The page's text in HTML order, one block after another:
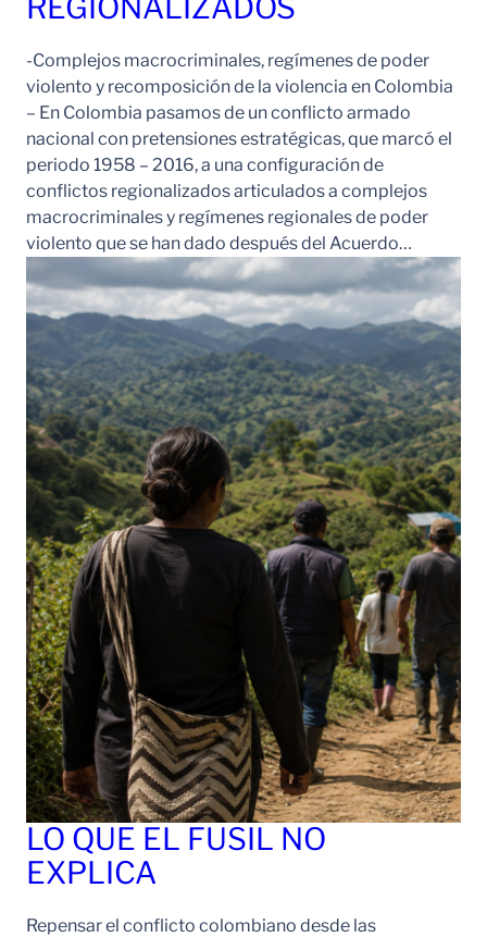
REGIONALIZADOS
-Complejos macrocriminales, regímenes de poder
violento y recomposición de la violencia en Colombia
– En Colombia pasamos de un conflicto armado
nacional con pretensiones estratégicas, que marcó el
periodo 1958 – 2016, a una configuración de
conflictos regionalizados articulados a complejos
macrocriminales y regímenes regionales de poder
violento que se han dado después del Acuerdo…
LO QUE EL FUSIL NO
EXPLICA
Repensar el conflicto colombiano desde las